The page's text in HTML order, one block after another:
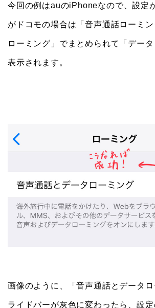
今回の例はauのiPhoneなので、設定
がドコモの場合は「音声通話ローミ
ローミング」でまとめられて「デー
表示されます。
画像のように、「音声通話とデータ
ライドバーが灰色に変わったら、設